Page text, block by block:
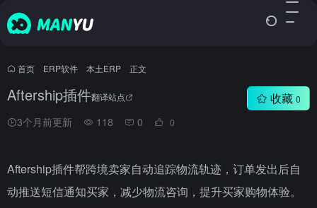
首页 ERP软件 本土ERP 正文
Aftership插件翻译站点
3个月前更新 118 0 0
收藏 0
Aftership插件帮跨境卖家自动追踪物流轨迹，订单发出后自
动推送短信通知买家，减少物流咨询，提升买家购物体验。